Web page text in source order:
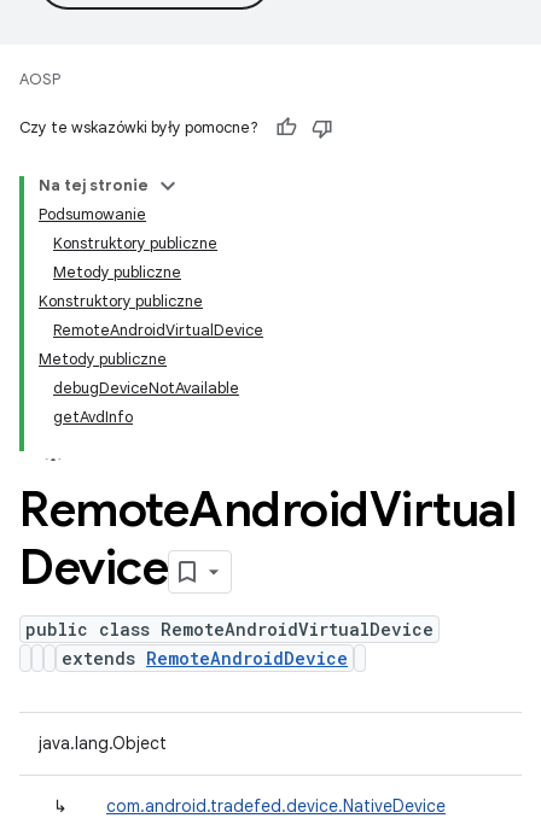
AOSP
Czy te wskazówki były pomocne?
Na tej stronie
Podsumowanie
Konstruktory publiczne
Metody publiczne
Konstruktory publiczne
RemoteAndroidVirtualDevice
Metody publiczne
debugDeviceNotAvailable
getAvdInfo
RemoteAndroidVirtual
Device
public class RemoteAndroidVirtualDevice
extends RemoteAndroidDevice
java.lang.Object
↳ com.android.tradefed.device.NativeDevice